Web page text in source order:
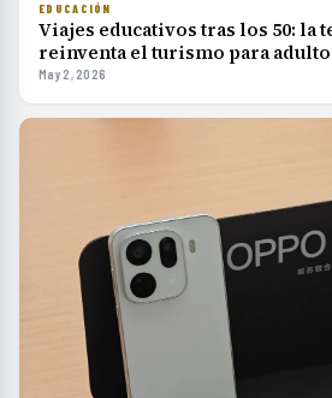
EDUCACIÓN
Viajes educativos tras los 50: la
reinventa el turismo para
May 2, 2026